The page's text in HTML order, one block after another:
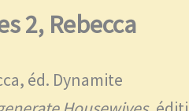
2, Rebecca
éd. Dynamite